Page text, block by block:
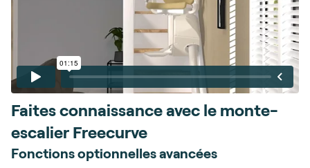
Faites connaissance avec le monte-
escalier Freecurve
Fonctions optionnelles avancées